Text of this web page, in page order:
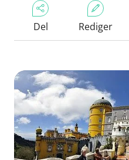
Del Rediger